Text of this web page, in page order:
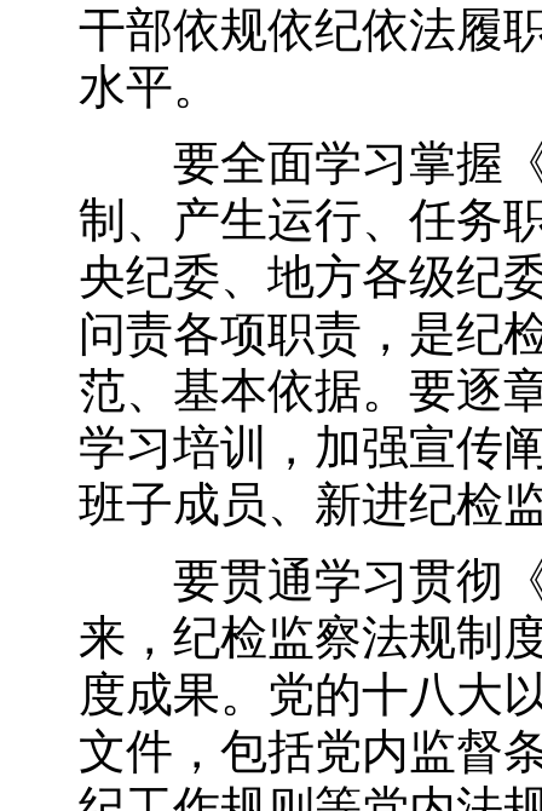
干部依规依纪依法履
水平。
要全面学习掌握《
制、产生运行、任务
央纪委、地方各级纪
问责各项职责，是纪
范、基本依据。要逐
学习培训，加强宣传
班子成员、新进纪检
要贯通学习贯彻《
来，纪检监察法规制
度成果。党的十八大
文件，包括党内监督